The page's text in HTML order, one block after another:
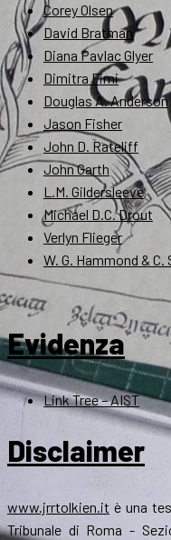
Corey Olsen
David Bratman
Diana Pavlac Glyer
Dimitra Fimi
Douglas A. Anderson
Jason Fisher
John D. Rateliff
John Garth
L.M. Gildersleeve
Michael D.C. Drout
Verlyn Flieger
W. G. Hammond & C.
Evidenza
Link Tree – AIST
Disclaimer
www.jrrtolkien.it è una
Tribunale di Roma -